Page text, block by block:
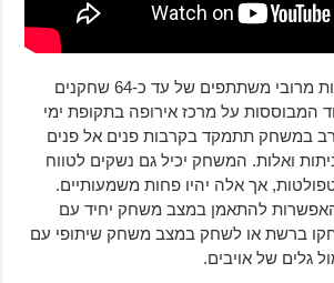
המשחק תומך בקרבות מרובי משתתפים של עד כ-64 שחקנים
המבוססות על מרכז אירופה בתקופת ימי
במשחק תתמקד בקרבות פנים אל פנים
ואלות. המשחק יכיל גם נשקים לטווח
אך אלה יהיו פחות משמעותיים.
להתאמן במצב משחק יחיד עם
ברשת או לשחק במצב משחק שיתופי עם
גלים של אויבים.